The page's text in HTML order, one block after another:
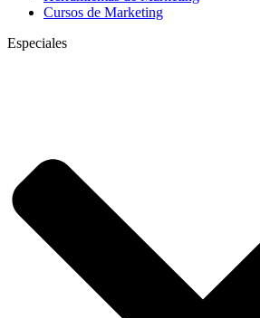
Cursos de Marketing
Especiales